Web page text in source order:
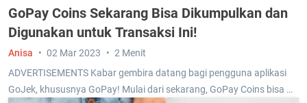
GoPay Coins Sekarang Bisa Dikumpulkan dan
Digunakan untuk Transaksi Ini!
ADVERTISEMENTS Kabar gembira datang bagi pengguna aplikasi
GoJek, khususnya GoPay! Mulai dari sekarang, GoPay Coins bisa …
Anisa 02 Mar 2023 2 Menit